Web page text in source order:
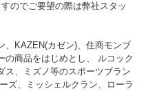
のでご要望の際は弊社スタッ
、KAZEN(カゼン)、住商モンブ
の商品をはじめとし、 ルコック
ス、ミズノ等のスポーツブラン
ズ、ミッシェルクラン、ローラ